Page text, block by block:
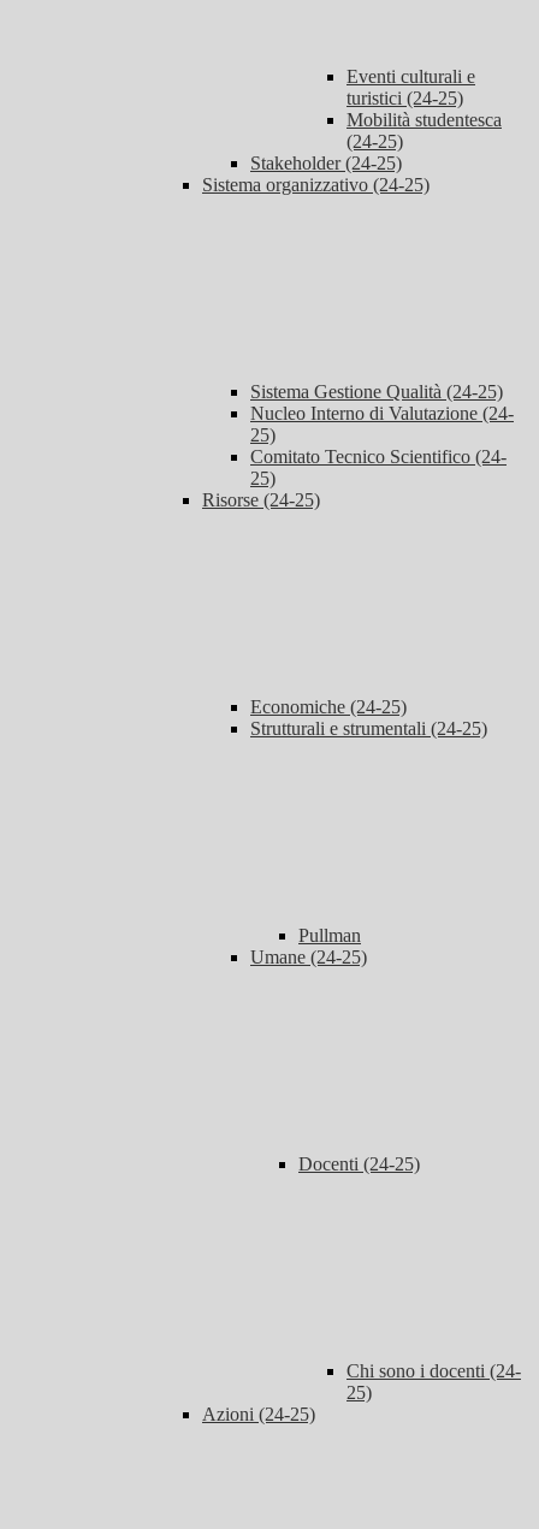
Eventi culturali e
turistici (24-25)
Mobilità studentesca
(24-25)
Stakeholder (24-25)
Sistema organizzativo (24-25)
Sistema Gestione Qualità (24-25)
Nucleo Interno di Valutazione (24-
25)
Comitato Tecnico Scientifico (24-
25)
Risorse (24-25)
Economiche (24-25)
Strutturali e strumentali (24-25)
Pullman
Umane (24-25)
Docenti (24-25)
Chi sono i docenti (24-
25)
Azioni (24-25)